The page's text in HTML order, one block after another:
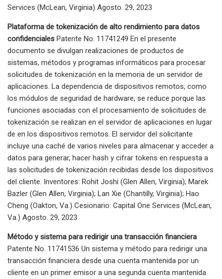
Services (McLean, Virginia) Agosto. 29, 2023
Plataforma de tokenización de alto rendimiento para datos
confidenciales Patente No. 11741249 En el presente
documento se divulgan realizaciones de productos de
sistemas, métodos y programas informáticos para procesar
solicitudes de tokenización en la memoria de un servidor de
aplicaciones. La dependencia de dispositivos remotos, como
los módulos de seguridad de hardware, se reduce porque las
funciones asociadas con el procesamiento de solicitudes de
tokenización se realizan en el servidor de aplicaciones en lugar
de en los dispositivos remotos. El servidor del solicitante
incluye una caché de varios niveles para almacenar y acceder a
datos para generar, hacer hash y cifrar tokens en respuesta a
las solicitudes de tokenización recibidas desde los dispositivos
del cliente. Inventores: Rohit Joshi (Glen Allen, Virginia); Marek
Bazler (Glen Allen, Virginia); Lan Xie (Chantilly, Virginia); Hao
Cheng (Oakton, Va.) Cesionario: Capital One Services (McLean,
Va.) Agosto. 29, 2023
Método y sistema para redirigir una transacción financiera
Patente No. 11741536 Un sistema y método para redirigir una
transacción financiera desde una cuenta mantenida por un
cliente en un primer emisor a una segunda cuenta mantenida